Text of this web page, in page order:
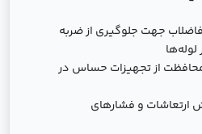
جهت جلوگیری از ضربه
از تجهیزات حساس در
ارتعاشات و فشارهای